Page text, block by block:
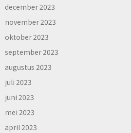
december 2023
november 2023
oktober 2023
september 2023
augustus 2023
juli 2023
juni 2023
mei 2023
april 2023